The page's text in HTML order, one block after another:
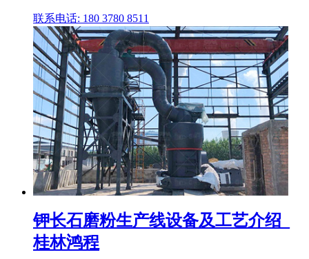
联系电话: 180 3780 8511
钾长石磨粉生产线设备及工艺介绍_
桂林鸿程